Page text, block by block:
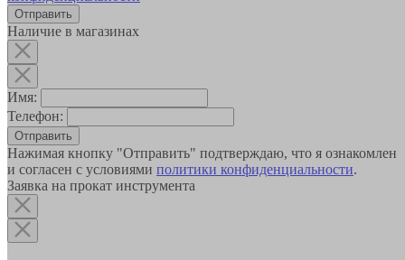
Наличие в магазинах
Имя:
Телефон:
Отправить
Нажимая кнопку "Отправить" подтверждаю, что я ознакомлен
и согласен с условиями политики конфиденциальности.
Заявка на прокат инструмента